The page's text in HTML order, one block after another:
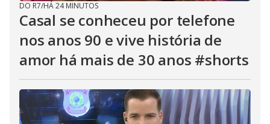
DO R7/HÁ 24 MINUTOS
Casal se conheceu por telefone
nos anos 90 e vive história de
amor há mais de 30 anos #shorts